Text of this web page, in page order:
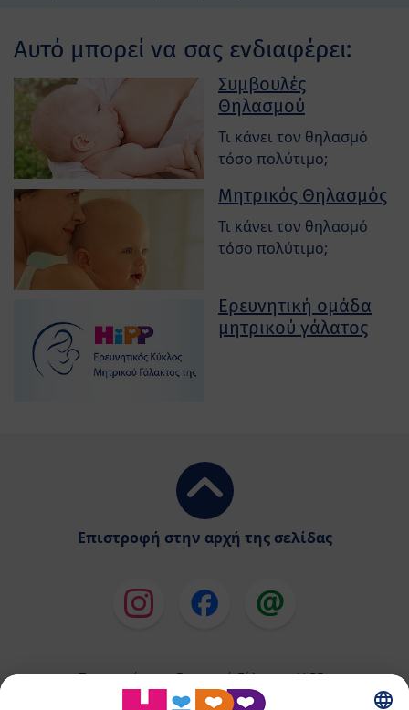
Αυτό μπορεί να σας ενδιαφέρει:
Συμβουλές
Θηλασμού
Τι κάνει τον θηλασμό
τόσο πολύτιμο;
Μητρικός Θηλασμός
Τι κάνει τον θηλασμό
τόσο πολύτιμο;
Ερευνητική ομάδα
μητρικού γάλατος
Επιστροφή στην αρχή της σελίδας
Παρασκεύασμα Βρεφικού Γάλακτος HiPP